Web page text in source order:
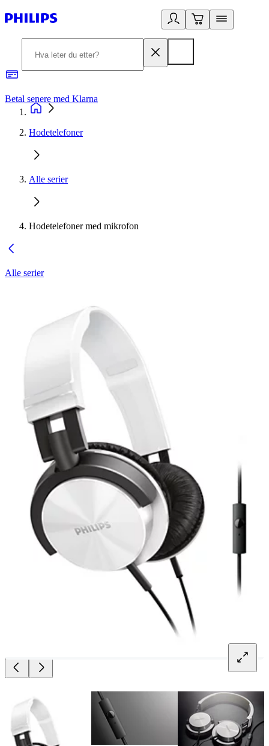
Betal senere med Klarna
Hodetelefoner
Alle serier
Hodetelefoner med mikrofon
Alle serier